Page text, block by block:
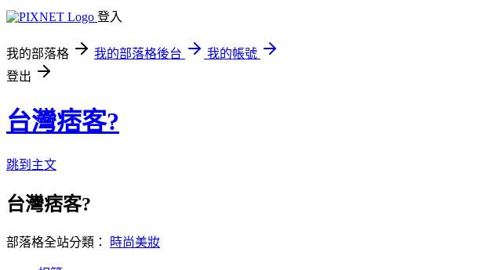
登入
我的部落格 我的部落格後台
我的帳號
登出
台灣痞客?
跳到主文
台灣痞客?
部落格全站分類： 時尚美妝